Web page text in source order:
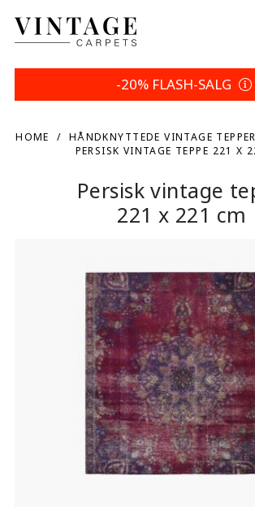
-20% FLASH-SALG
HOME HÅNDKNYTTEDE VINTAGE TEPPER
PERSISK VINTAGE TEPPE 221 X
Persisk vintage
221 x 221 cm